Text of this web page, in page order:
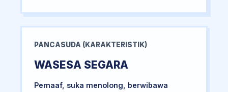
PANCASUDA (KARAKTERISTIK)
WASESA SEGARA
Pemaaf, suka menolong, berwibawa